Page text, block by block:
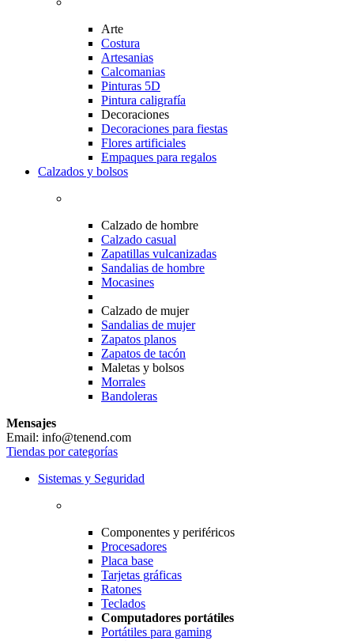
Arte
Costura
Artesanias
Calcomanias
Pinturas 5D
Pintura caligrafía
Decoraciones
Decoraciones para fiestas
Flores artificiales
Empaques para regalos
Calzados y bolsos
Calzado de hombre
Calzado casual
Zapatillas vulcanizadas
Sandalias de hombre
Mocasines
Calzado de mujer
Sandalias de mujer
Zapatos planos
Zapatos de tacón
Maletas y bolsos
Morrales
Bandoleras
Mensajes
Email: info@tenend.com
Tiendas por categorías
Sistemas y Seguridad
Componentes y periféricos
Procesadores
Placa base
Tarjetas gráficas
Ratones
Teclados
Computadores portátiles
Portátiles para gaming